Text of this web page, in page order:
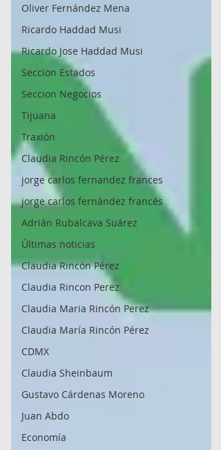
Oliver Fernández Mena
Ricardo Haddad Musi
Ricardo Jose Haddad Musi
Seccion Estados
Seccion Negocios
Tijuana
Traxión
Claudia Rincón Pérez
jorge carlos fernandez frances
jorge carlos fernández francés
Adrián Rubalcava Suárez
Últimas noticias
Claudia Rincón Pérez
Claudia Rincon Perez
Claudia Maria Rincón Perez
Claudia María Rincón Pérez
CDMX
Claudia Sheinbaum
Gustavo Cárdenas Moreno
Juan Abdo
Economía